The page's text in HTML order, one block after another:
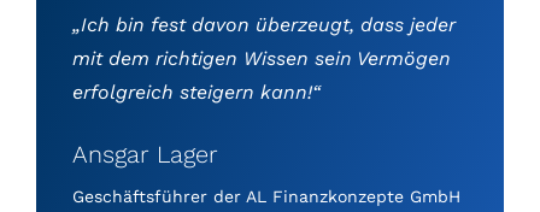
„Ich bin fest davon überzeugt, dass jeder
mit dem richtigen Wissen sein Vermögen
erfolgreich steigern kann!“
Ansgar Lager
Geschäftsführer der AL Finanzkonzepte GmbH